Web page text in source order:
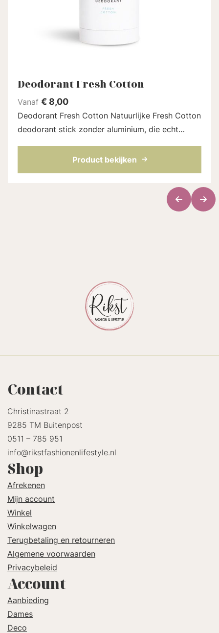
Deodorant Fresh Cotton
Vanaf € 8,00
Deodorant Fresh Cotton Natuurlijke Fresh Cotton
deodorant stick zonder aluminium, die echt
natriumbicarbonaat en nog meer fijne
Product bekijken
Contact
Christinastraat 2
9285 TM Buitenpost
0511 – 785 951
info@rikstfashionenlifestyle.nl
Shop
Afrekenen
Mijn account
Winkel
Winkelwagen
Terugbetaling en retourneren
Algemene voorwaarden
Privacybeleid
Account
Aanbieding
Dames
Deco